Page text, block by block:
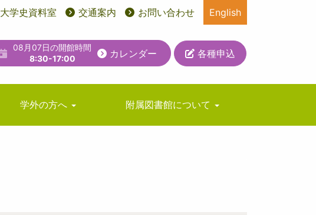
大学史資料室 交通案内 お問い合わせ English
08月07日の開館時間
8:30-17:00
カレンダー 各種申込
学外の方へ 附属図書館について